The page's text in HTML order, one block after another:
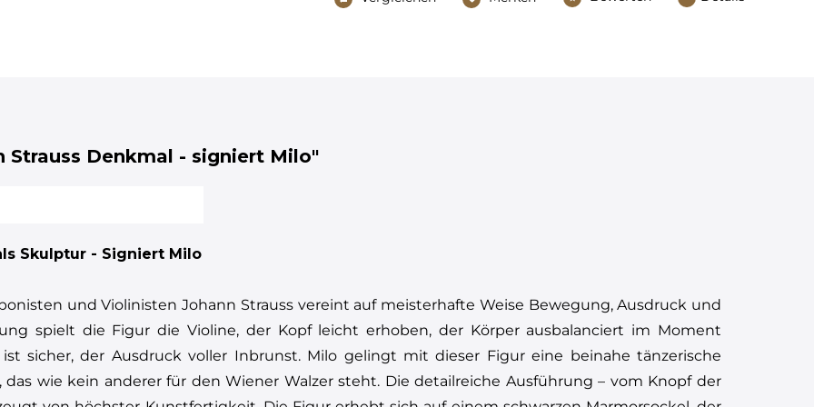
Denkmal - signiert Milo"
Skulptur - Signiert Milo
und Violinisten Johann Strauss vereint auf meisterhafte Weise Bewegung, Ausdruck und
spielt die Figur die Violine, der Kopf leicht erhoben, der Körper ausbalanciert im Moment
sicher, der Ausdruck voller Inbrunst. Milo gelingt mit dieser Figur eine beinahe tänzerische
wie kein anderer für den Wiener Walzer steht. Die detailreiche Ausführung – vom Knopf der